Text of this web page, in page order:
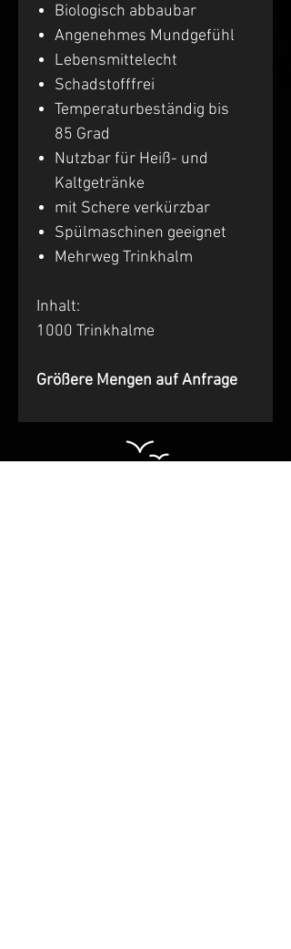
Biologisch abbaubar
Angenehmes Mundgefühl
Lebensmittelecht
Schadstofffrei
Temperaturbeständig bis
85 Grad
Nutzbar für Heiß- und
Kaltgetränke
mit Schere verkürzbar
Spülmaschinen geeignet
Mehrweg Trinkhalm
Inhalt:
1000 Trinkhalme
Größere Mengen auf Anfrage